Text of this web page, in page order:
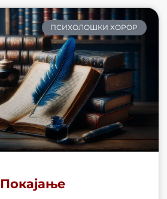
ПСИХОЛОШКИ ХОРОР
Покајање